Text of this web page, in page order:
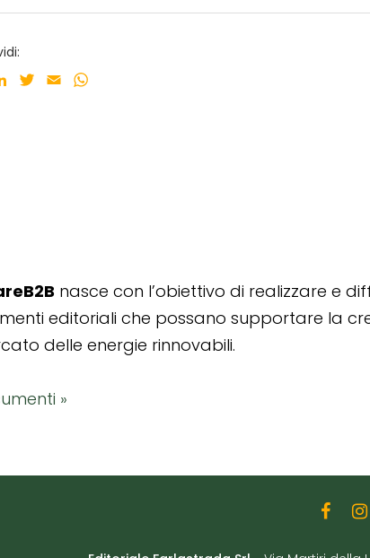
LinkedInTwitter
Email
nasce con l’obiettivo di realizzare e
editoriali che possano supportare la
delle energie rinnovabili.
»